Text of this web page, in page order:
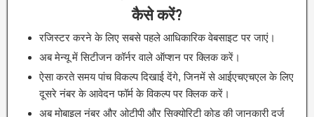
कैसे करें?
रजिस्टर करने के लिए सबसे पहले आधिकारिक वेबसाइट पर जाएं।
अब मेन्यू में सिटीजन कॉर्नर वाले ऑप्शन पर क्लिक करें।
ऐसा करते समय पांच विकल्प दिखाई देंगे, जिनमें से आईएचएचएल के लिए
दूसरे नंबर के आवेदन फॉर्म के विकल्प पर क्लिक करें।
अब मोबाइल नंबर और ओटीपी और सिक्योरिटी कोड की जानकारी दर्ज